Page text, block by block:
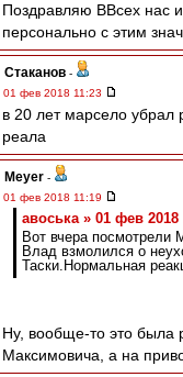
Поздравляю ВВсех нас
персонально с этим
Cтаканов -
01 фев 2018 11:23
в 20 лет марсело убрал
реала
Meyer -
01 фев 2018 11:19
авоська » 01 фев 2018
Вот вчера посмотрели
Влад взмолился о
Таски.Нормальная
Ну, вообще-то это была
Максимовича, а на